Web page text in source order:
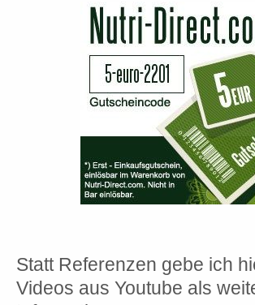
Statt Referenzen gebe ich
Videos aus Youtube als